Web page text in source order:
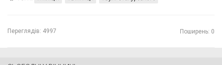
Переглядів: 4997 Поширень: 0